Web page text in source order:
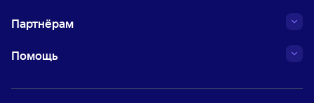
Партнёрам
Помощь